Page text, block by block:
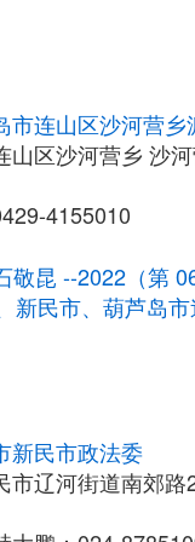
市连山区沙河营乡
山区沙河营乡 沙
4155010
敬昆 --2022（第
新民市、葫芦岛
新民市政法委
市辽河街道南郊